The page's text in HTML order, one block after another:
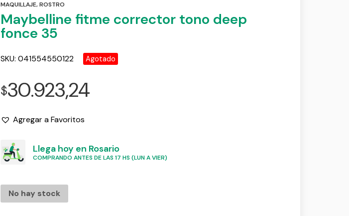
MAQUILLAJE,ROSTRO
Maybelline fitme corrector tono deep
fonce 35
SKU: 041554550122 Agotado
$30.923,24
Agregar a Favoritos
Llega hoy en Rosario
COMPRANDO ANTES DE LAS 17 HS (LUN A VIER)
No hay stock